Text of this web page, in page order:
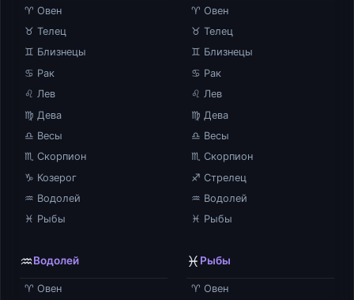
♈ Овен
♉ Телец
♊ Близнецы
♋ Рак
♌ Лев
♍ Дева
♎ Весы
♏ Скорпион
♑ Козерог
♒ Водолей
♓ Рыбы
♈ Овен
♉ Телец
♊ Близнецы
♋ Рак
♌ Лев
♍ Дева
♎ Весы
♏ Скорпион
♐ Стрелец
♒ Водолей
♓ Рыбы
♒Водолей
♈ Овен
♓ Рыбы
♈ Овен